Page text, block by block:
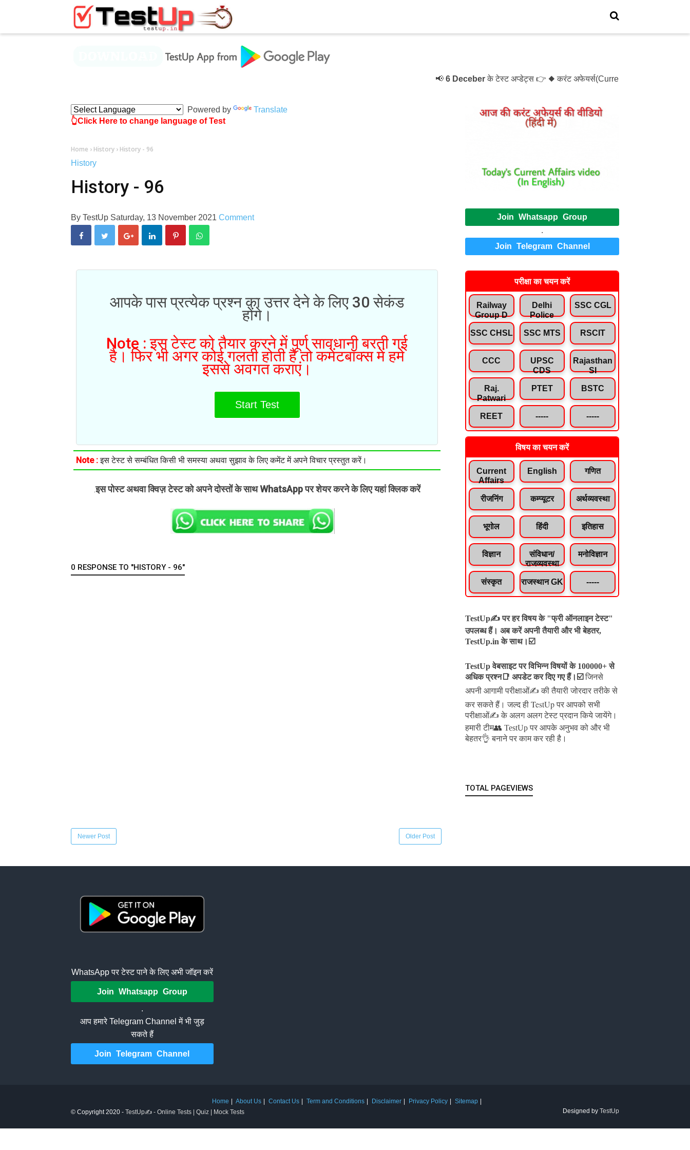
6 Deceberके टेस्ट अप्डेट्स 👉 ◆ करंट अफेयर्स(Current Affairs)- Test- 1214 ◆
Powered by
Translate
👆Click Here to change language of Test
Home › History › History - 96
History
History - 96
By TestUp Saturday, 13 November 2021 Comment
आपके पास प्रत्येक प्रश्न का उत्तर देने के लिए 30 सेकंड
होंगे।
Note : इस टेस्ट को तैयार करने में पूर्ण सावधानी बरती गई
है। फिर भी अगर कोई गलती होती है तो कमेंटबॉक्स में हमे
इससे अवगत कराएं।
Start Test
Note :इस टेस्ट से सम्बंधित किसी भी समस्या अथवा सुझाव के लिए कमेंट में अपने विचार प्रस्तुत करें।
.इस पोस्ट अथवा क्विज़ टेस्ट को अपने दोस्तों के साथ WhatsApp पर शेयर करने के लिए यहां क्लिक करें
0 RESPONSE TO "HISTORY - 96"
Newer Post Older Post
Join Whatsapp Group
.
Join Telegram Channel
परीक्षा का चयन करें
Railway
Group D
Delhi
Police
SSC CGL
SSC CHSL SSC MTS RSCIT
CCC
UPSC
CDS
Rajasthan
SI
Raj.
Patwari
PTET BSTC
REET ----- -----
विषय का चयन करें
Current
Affairs
English गणित
रीजनिंग कम्प्यूटर अर्थव्यवस्था
भूगोल हिंदी इतिहास
विज्ञान
संविधान/
राजव्यवस्था
मनोविज्ञान
संस्कृत राजस्थान GK -----
TestUp✍️ पर हर विषय के "फ्री ऑनलाइन टेस्ट"
उपलब्ध हैं। अब करें अपनी तैयारी और भी बेहतर,
TestUp.in के साथ।☑️
TestUp वेबसाइट पर विभिन्न विषयों के 100000+ से
अधिक प्रश्न📑 अपडेट कर दिए गए हैं। ☑️ जिनसे
अपनी आगामी परीक्षाओं✍️ की तैयारी जोरदार तरीके से
कर सकते हैं।जल्द ही TestUp पर आपको सभी
परीक्षाओं✍️ के अलग अलग टेस्ट प्रदान किये जायेंगे।
हमारी टीम👥 TestUp पर आपके अनुभव को और भी
बेहतर👌 बनाने पर काम कर रही है।
TOTAL PAGEVIEWS
WhatsApp पर टेस्ट पाने के लिए अभी जॉइन करें
Join Whatsapp Group
.
आप हमारे Telegram Channel में भी जुड़
सकते हैं
Join Telegram Channel
Home About Us Contact Us Term and Conditions Disclaimer Privacy Policy
Sitemap
© Copyright 2020 - TestUp✍️ - Online Tests | Quiz | Mock Tests Designed by TestUp